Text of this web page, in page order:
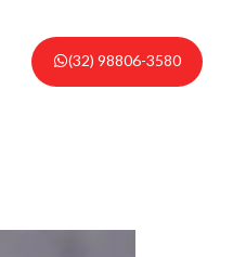
(32) 98806-3580